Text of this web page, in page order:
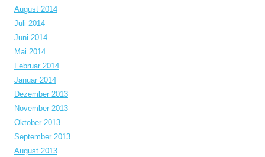
August 2014
Juli 2014
Juni 2014
Mai 2014
Februar 2014
Januar 2014
Dezember 2013
November 2013
Oktober 2013
September 2013
August 2013